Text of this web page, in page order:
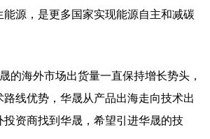
源，是更多国家实现能源自主和减碳
海外市场出货量一直保持增长势头，
线优势，华晟从产品出海走向技术出
投资商找到华晟，希望引进华晟的技